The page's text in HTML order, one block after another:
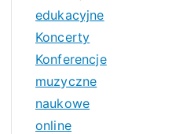
edukacyjne
Koncerty
Konferencje
muzyczne
naukowe
online